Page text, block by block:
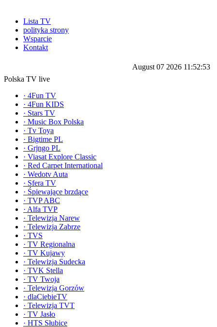
Lista TV
polityka strony
Wsparcie
Kontakt
August 07 2026 11:52:53
Polska TV live
· 4Fun TV
· 4Fun KIDS
· Stars TV
· Music Box Polska
· Tv Toya
· Bigtime PL
· Grjngo PL
· Viasat Explore Classic
· Red Carpet International
· Wedotv Auta
· Sfera TV
· Śpiewające brzdące
· TVP ABC
· Alfa TVP
· Telewizja Narew
· Telewizja Zabrze
· TVS
· TV Regionalna
· TV Kujawy
· Telewizja Sudecka
· TVK Stella
· TV Twoja
· Telewizja Gorzów
· dlaCiebieTV
· Telewizja TVT
· TV Jasło
· HTS Słubice